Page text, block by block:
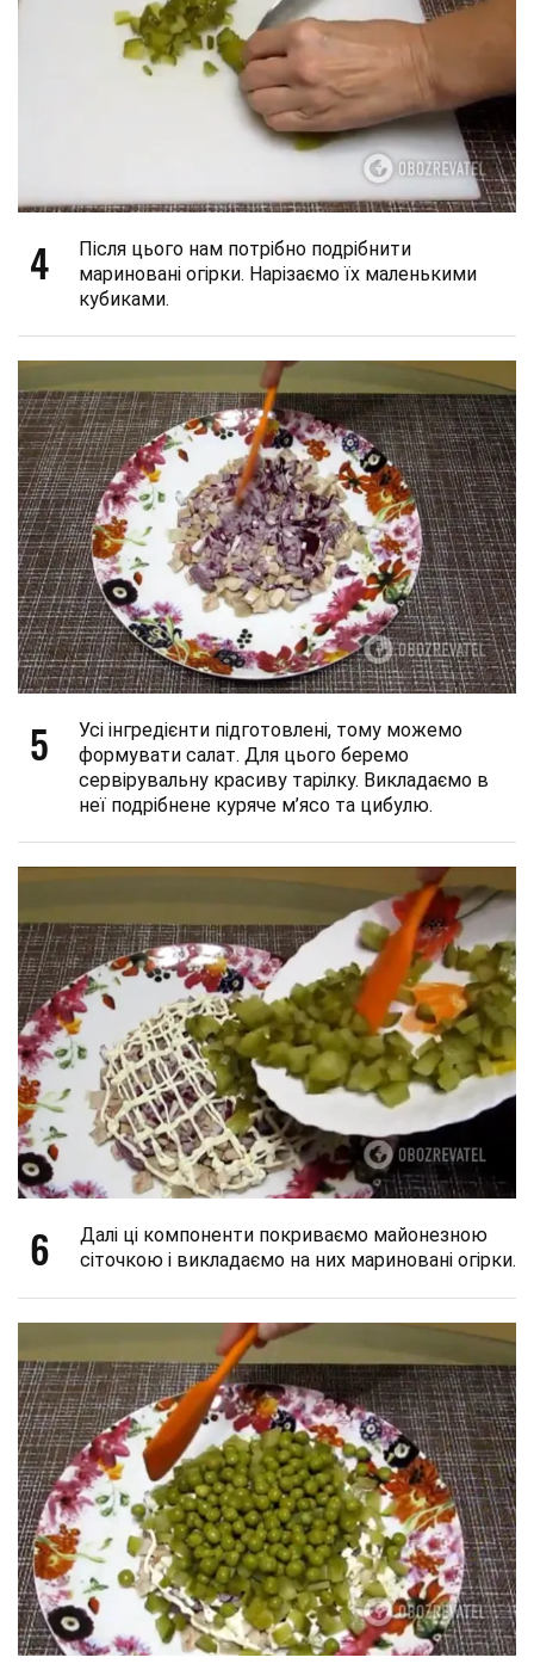
4
Після цього нам потрібно подрібнити
мариновані огірки. Нарізаємо їх маленькими
кубиками.
5
Усі інгредієнти підготовлені, тому можемо
формувати салат. Для цього беремо
сервірувальну красиву тарілку. Викладаємо в
неї подрібнене куряче м’ясо та цибулю.
6
Далі ці компоненти покриваємо майонезною
сіточкою і викладаємо на них мариновані огірки.